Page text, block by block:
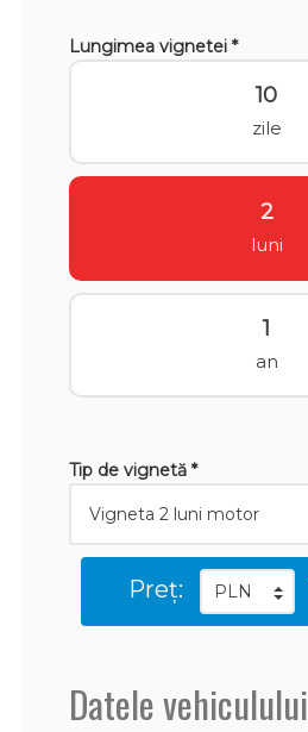
Lungimea vignetei *
10
zile
2
luni
1
an
Tip de vignetă *
Preț:
Datele vehiculului